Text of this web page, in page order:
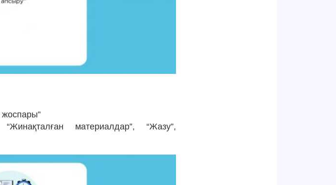
материалдар”, “Жазу”,